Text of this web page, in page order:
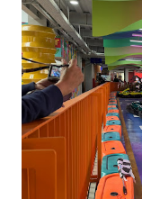
berbagai kalangan.
Lembang (Bandung
ada kebun teh,
Asia Africa,
(Bandung Selatan):
Upas (rusa,
suasana danau
seperti rafting di